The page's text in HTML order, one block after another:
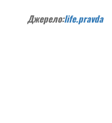
Джерело:life.pravda